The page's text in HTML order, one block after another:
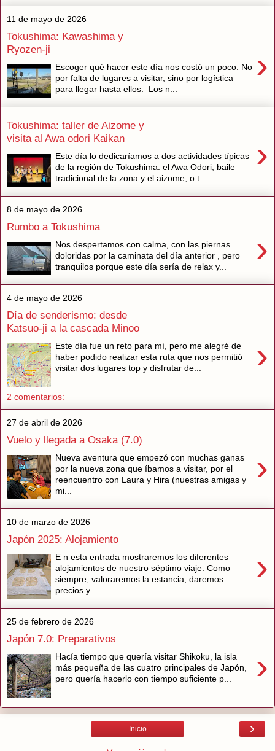
11 de mayo de 2026
Tokushima: Kawashima y
Ryozen-ji
›
Escoger qué hacer este día nos costó un poco. No
por falta de lugares a visitar, sino por logística
para llegar hasta ellos. Los n...
Tokushima: taller de Aizome y
visita al Awa odori Kaikan
›
Este día lo dedicaríamos a dos actividades típicas
de la región de Tokushima: el Awa Odori, baile
tradicional de la zona y el aizome, o t...
8 de mayo de 2026
Rumbo a Tokushima
›
Nos despertamos con calma, con las piernas
doloridas por la caminata del día anterior , pero
tranquilos porque este día sería de relax y...
4 de mayo de 2026
Día de senderismo: desde
Katsuo-ji a la cascada Minoo
›
Este día fue un reto para mí, pero me alegré de
haber podido realizar esta ruta que nos permitió
visitar dos lugares top y disfrutar de...
2 comentarios:
27 de abril de 2026
Vuelo y llegada a Osaka (7.0)
›
Nueva aventura que empezó con muchas ganas
por la nueva zona que íbamos a visitar, por el
reencuentro con Laura y Hira (nuestras amigas y
mi...
10 de marzo de 2026
Japón 2025: Alojamiento
›
E n esta entrada mostraremos los diferentes
alojamientos de nuestro séptimo viaje. Como
siempre, valoraremos la estancia, daremos
precios y ...
25 de febrero de 2026
Japón 7.0: Preparativos
›
Hacía tiempo que quería visitar Shikoku, la isla
más pequeña de las cuatro principales de Japón,
pero quería hacerlo con tiempo suficiente p...
›
Inicio